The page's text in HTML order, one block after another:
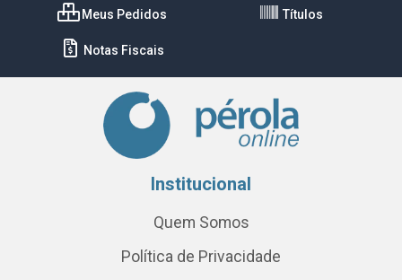
Meus Pedidos Títulos
Notas Fiscais
Institucional
Quem Somos
Política de Privacidade